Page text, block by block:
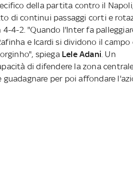
della partita contro il Napoli,
di continui passaggi corti e
4-2. "Quando l'Inter fa
e Icardi si dividono il campo
spiega Lele Adani. Un
di difendere la zona
per poi affondare